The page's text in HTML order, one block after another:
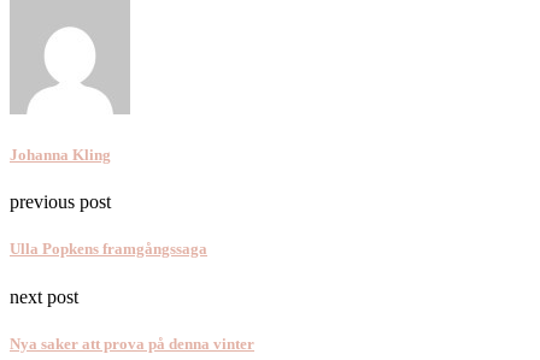
Johanna Kling
previous post
Ulla Popkens framgångssaga
next post
Nya saker att prova på denna vinter